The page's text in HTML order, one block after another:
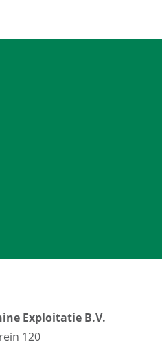
Exploitatie B.V.
120